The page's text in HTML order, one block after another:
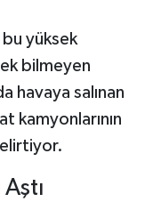
yüksek
bilmeyen
havaya salınan
kamyonlarının